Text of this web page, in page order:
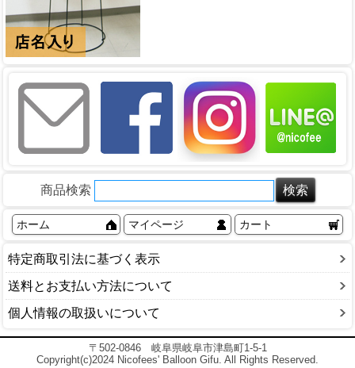
商品検索
ホーム マイページ カート
特定商取引法に基づく表示
送料とお支払い方法について
個人情報の取扱いについて
〒502-0846 岐阜県岐阜市津島町1-5-1
Copyright(c)2024 Nicofees' Balloon Gifu. All Rights Reserved.